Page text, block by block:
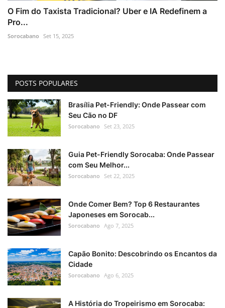
O Fim do Taxista Tradicional? Uber e IA Redefinem a
Pro...
Sorocabano Set 15, 2025
POSTS POPULARES
Brasília Pet-Friendly: Onde Passear com
Seu Cão no DF
Sorocabano Set 23, 2025
Guia Pet-Friendly Sorocaba: Onde Passear
com Seu Melhor...
Sorocabano Set 22, 2025
Onde Comer Bem? Top 6 Restaurantes
Japoneses em Sorocab...
Sorocabano Ago 7, 2025
Capão Bonito: Descobrindo os Encantos da
Cidade
Sorocabano Ago 6, 2025
A História do Tropeirismo em Sorocaba: